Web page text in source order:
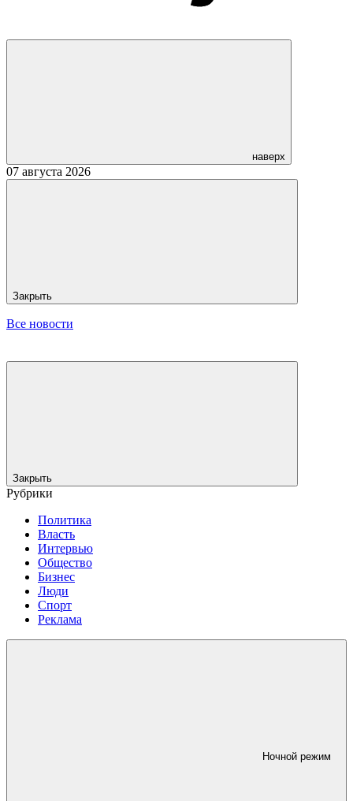
наверх
07 августа 2026
Закрыть
Все новости
Закрыть
Рубрики
Политика
Власть
Интервью
Общество
Бизнес
Люди
Спорт
Реклама
Ночной режим